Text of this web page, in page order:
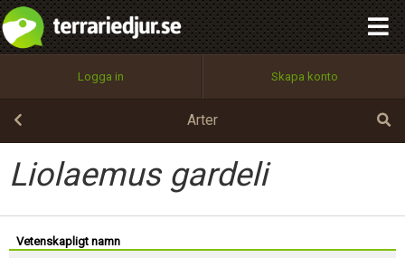
Logga in Skapa konto
Arter
Liolaemus gardeli
Vetenskapligt namn
Utför
100%
OK
integritetspolicy
Namn:
Epost:
Begär nytt lösenord
Tillbaka till förstasidan